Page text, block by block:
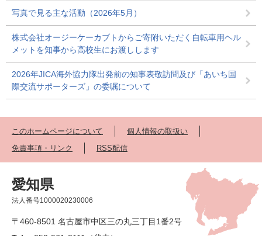
写真で見る主な活動（2026年5月）
株式会社オージーケーカブトからご寄附いただく自転車用ヘル
メットを知事から高校生にお渡しします
2026年JICA海外協力隊出発前の知事表敬訪問及び「あいち国
際交流サポーターズ」の委嘱について
このホームページについて
個人情報の取扱い
免責事項・リンク
RSS配信
愛知県
法人番号1000020230006
〒460-8501 名古屋市中区三の丸三丁目1番2号